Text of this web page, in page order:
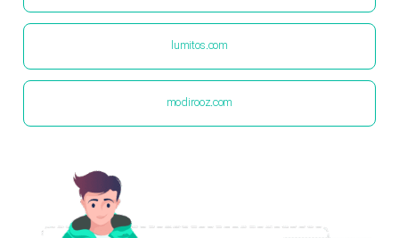
lumitos.com
modirooz.com